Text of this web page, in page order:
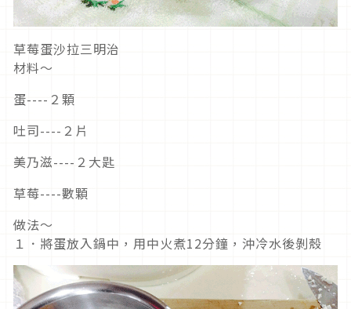
草莓蛋沙拉三明治
材料～
蛋----２顆
吐司----２片
美乃滋----２大匙
草莓----數顆
做法～
１．將蛋放入鍋中，用中火煮12分鐘，沖冷水後剝殼